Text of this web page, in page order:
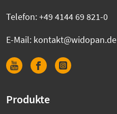
Telefon:+49 4144 69 821-0
E-Mail: kontakt@widopan.de
Produkte